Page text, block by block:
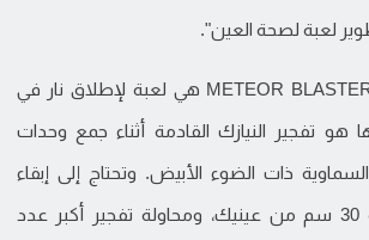
لعبة لصحة العين".
وكما يوحي اسمها، METEOR BLASTER هي لعبة لإطلاق نار في
هو تفجير النيازك القادمة أثناء جمع وحدات
ذات الضوء الأبيض. وتحتاج إلى إبقاء
هاتفك على مسافة 30 سم من عينيك، ومحاولة تفجير أكبر عدد